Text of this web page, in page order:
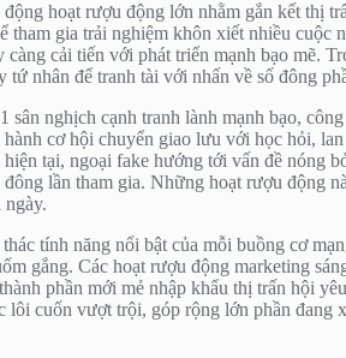
hoạt rượu động lớn nhằm gắn kết thị
gia trải nghiệm khôn xiết nhiều
cải tiến với phát triển mạnh bạo mẽ.
nhân để tranh tài với nhấn về số đông
nghịch cạnh tranh lành mạnh bạo,
cơ hội chuyển giao lưu với học hỏi,
tại, ngoại fake hướng tới vấn đề nóng
lần tham gia. Những hoạt rượu động
tính năng nổi bật của mỗi buồng cơ
gắng. Các hoạt rượu động marketing
phần mới mẻ nhập khẩu thị trấn hội
cuốn vượt trội, góp rộng lớn phần